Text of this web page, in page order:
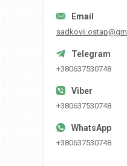
+380637530748
+380637530748
+380637530748